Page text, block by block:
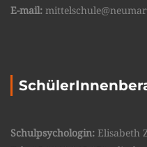
E-mail:
Schulpsychologin: Elisabeth